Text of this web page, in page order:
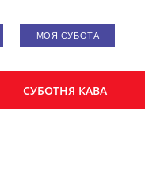
МОЯ СУБОТА
СУБОТНЯ КАВА